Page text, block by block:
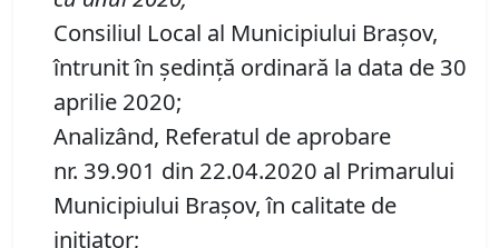
Consiliul Local al Municipiului Brașov,
întrunit în ședință ordinară la data de 30
aprilie 2020;
Analizând, Referatul de aprobare
nr. 39.901 din 22.04.2020 al Primarului
Municipiului Braşov, în calitate de
initiator;